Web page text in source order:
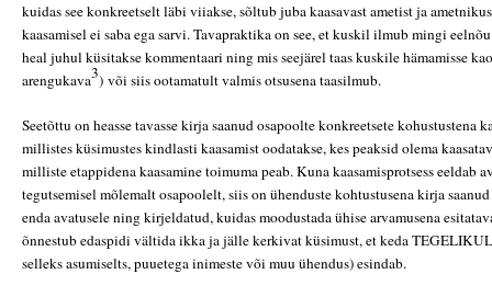
kuidas see konkreetselt läbi viiakse, sõltub juba kaasavast ametist ja
kaasamisel ei saba ega sarvi. Tavapraktika on see, et kuskil ilmub mingi
heal juhul küsitakse kommentaari ning mis seejärel taas kuskile hämamisse
arengukava3) või siis ootamatult valmis otsusena taasilmub.
Seetõttu on heasse tavasse kirja saanud osapoolte konkreetsete kohustustena
millistes küsimustes kindlasti kaasamist oodatakse, kes peaksid olema
milliste etappidena kaasamine toimuma peab. Kuna kaasamisprotsess eeldab
tegutsemisel mõlemalt osapoolelt, siis on ühenduste kohtustusena kirja
enda avatusele ning kirjeldatud, kuidas moodustada ühise arvamusena
õnnestub edaspidi vältida ikka ja jälle kerkivat küsimust, et keda
selleks asumiselts, puuetega inimeste või muu ühendus) esindab.